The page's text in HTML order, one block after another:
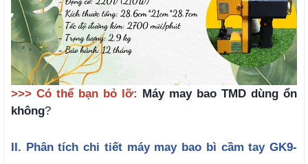
>>> Có thể bạn bỏ lỡ: Máy may bao TMD dùng ổn
không?
II. Phân tích chi tiết máy may bao bì cầm tay GK9-